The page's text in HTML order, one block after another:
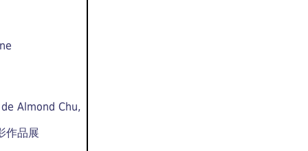
Almond Chu,
作品展